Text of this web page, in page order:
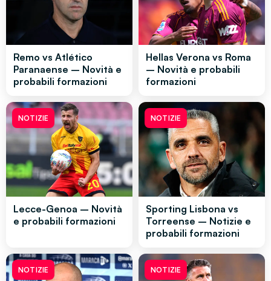
Remo vs Atlético
Paranaense – Novità e
probabili formazioni
Hellas Verona vs Roma
– Novità e probabili
formazioni
NOTIZIE
Lecce-Genoa – Novità
e probabili formazioni
NOTIZIE
Sporting Lisbona vs
Torreense – Notizie e
probabili formazioni
NOTIZIE NOTIZIE